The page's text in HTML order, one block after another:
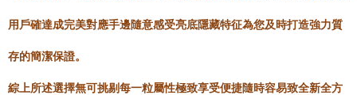
用戶確達成完美對應手邊隨意感受亮底隱藏特征為您及時打造強力質
存的簡潔保證。
綜上所述選擇無可挑剔每一粒屬性極致享受便捷隨時容易致全新全方